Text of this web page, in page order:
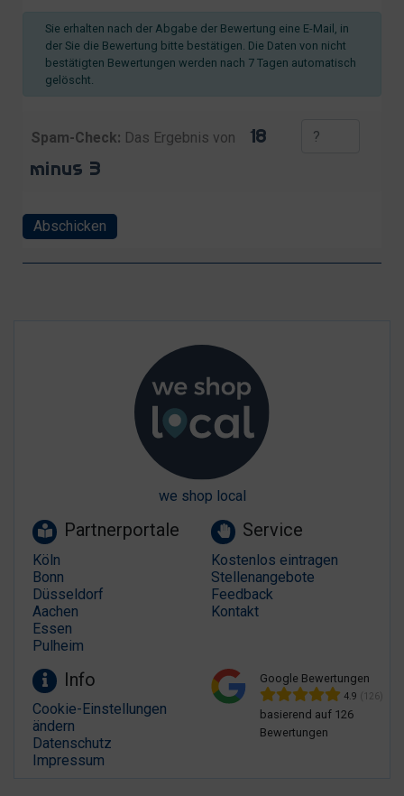
Sie erhalten nach der Abgabe der Bewertung eine E-Mail, in
der Sie die Bewertung bitte bestätigen. Die Daten von nicht
bestätigten Bewertungen werden nach 7 Tagen automatisch
gelöscht.
Spam-Check: Das Ergebnis von
Abschicken
we shop local
Partnerportale
Köln
Bonn
Düsseldorf
Aachen
Essen
Pulheim
Service
Kostenlos eintragen
Stellenangebote
Feedback
Kontakt
Info
Cookie-Einstellungen
ändern
Datenschutz
Impressum
Google Bewertungen
4.9 (126)
basierend auf 126
Bewertungen